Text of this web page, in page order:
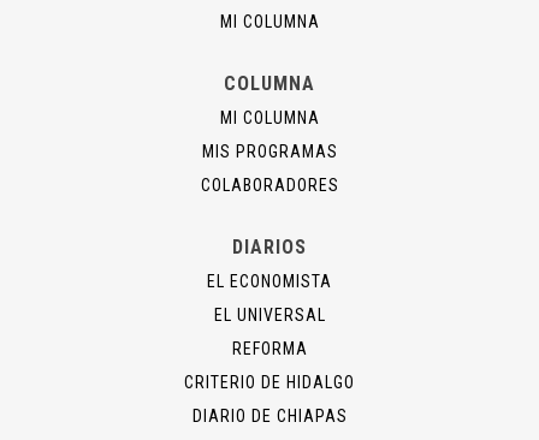
MI COLUMNA
COLUMNA
MI COLUMNA
MIS PROGRAMAS
COLABORADORES
DIARIOS
EL ECONOMISTA
EL UNIVERSAL
REFORMA
CRITERIO DE HIDALGO
DIARIO DE CHIAPAS